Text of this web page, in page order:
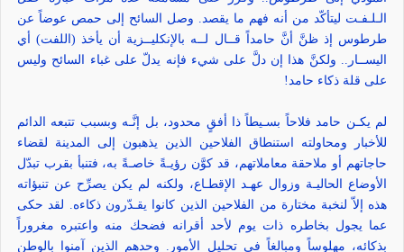
الـلـفـت ليتأكّد من أنه فهم ما يقصد. وصل السائح إلى حمص عوضاً عن
طرطوس إذ ظنَّ أنَّ حامداً قــال لــه بالإنكليــزية أن يأخذ (اللفت) أي
اليســار.. ولكنَّ هذا إن دلَّ على شيء فإنه يدلّ على غباء السائح وليس
على قلة ذكاء حامد!
لم يكـن حامد فلاحاً بسـيطاً ذا أفقٍ محدود، بل إنَّـه وبسبب تتبعه الدائم
للأخبار ومحاولته استنطاق الفلاحين الذين يذهبون إلى المدينة لقضاء
حاجاتهم أو ملاحقة معاملاتهم، قد كوَّن رؤيـةً خاصـةً به، فتنبأ بقرب تبدّل
الأوضاع الحاليـة وزوال عهـد الإقطـاع، ولكنه لم يكن يصرِّح عن تنبؤاته
هذه إلاّ لنخبة مختارة من الفلاحين الذين كانوا يقـدّرون ذكاءه. لقد حكى
عما يجول بخاطره ذات يوم لأحد أقرانه فضحك منه واعتبره مغروراً
بذكائه، مهلوساً ومبالغاً في تحليل الأمور. وحدهم الذين آمنوا بالوطن